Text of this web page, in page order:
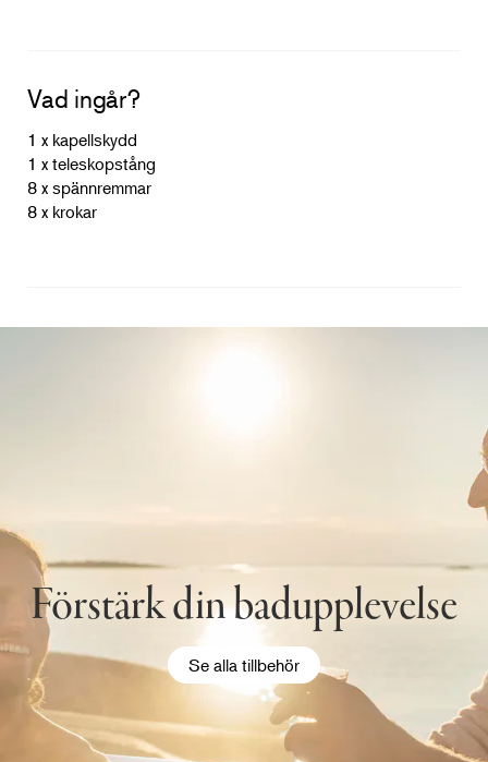
Vad ingår?
1 x kapellskydd
1 x teleskopstång
8 x spännremmar
8 x krokar
Förstärk din badupplevelse
Se alla tillbehör